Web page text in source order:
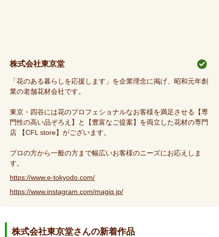
株式会社東京堂
「花のある暮らしを応援します」を企業理念に掲げ、昭和元年創
業の老舗花材会社です。
東京・四谷には花のプロフェショナルなお客様を満足させる【専
門性の高い品ぞろえ】と【豊富なご提案】を両立した花材の専門
店 【CFL store】がございます。
プロの方から一般の方まで幅広いお客様のニーズにお応えしま
す。
https://www.e-tokyodo.com/
https://www.instagram.com/magiq.jp/
株式会社東京堂さんの新着作品